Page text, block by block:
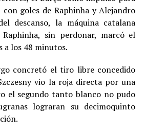
goles de Raphinha y Alejandro
descanso, la máquina catalana
sin perdonar, marcó el
a los 48 minutos.
concretó el tiro libre concedido
vio la roja directa por una
el segundo tanto blanco no pudo
lograran su decimoquinto